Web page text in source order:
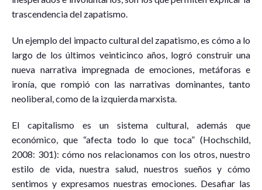
trascendencia del zapatismo.
Un ejemplo del impacto cultural del zapatismo, es cómo a lo
largo de los últimos veinticinco años, logró construir una
nueva narrativa impregnada de emociones, metáforas e
ironía, que rompió con las narrativas dominantes, tanto
neoliberal, como de la izquierda marxista.
El capitalismo es un sistema cultural, además que
económico, que “afecta todo lo que toca” (Hochschild,
2008: 301): cómo nos relacionamos con los otros, nuestro
estilo de vida, nuestra salud, nuestros sueños y cómo
sentimos y expresamos nuestras emociones. Desafiar las